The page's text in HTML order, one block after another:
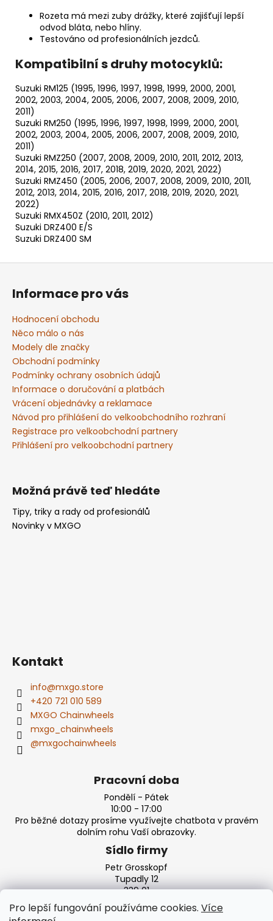
Pro lepší fungování používáme cookies. Více
Rozeta má mezi zuby drážky, které zajišťují lepší
odvod bláta, nebo hlíny.
Testováno od profesionálních jezdců.
Kompatibilní s druhy motocyklů:
Suzuki RM125 (1995, 1996, 1997, 1998, 1999, 2000, 2001,
2002, 2003, 2004, 2005, 2006, 2007, 2008, 2009, 2010,
2011)
Suzuki RM250 (1995, 1996, 1997, 1998, 1999, 2000, 2001,
2002, 2003, 2004, 2005, 2006, 2007, 2008, 2009, 2010,
2011)
Suzuki RMZ250 (2007, 2008, 2009, 2010, 2011, 2012, 2013,
2014, 2015, 2016, 2017, 2018, 2019, 2020, 2021, 2022)
Suzuki RMZ450 (2005, 2006, 2007, 2008, 2009, 2010, 2011,
2012, 2013, 2014, 2015, 2016, 2017, 2018, 2019, 2020, 2021,
2022)
Suzuki RMX450Z (2010, 2011, 2012)
Suzuki DRZ400 E/S
Suzuki DRZ400 SM
Z
Informace pro vás
Hodnocení obchodu
Něco málo o nás
Modely dle značky
Obchodní podmínky
Podmínky ochrany osobních údajů
Informace o doručování a platbách
Vrácení objednávky a reklamace
Návod pro přihlášení do velkoobchodního rozhraní
Registrace pro velkoobchodní partnery
Přihlášení pro velkoobchodní partnery
Možná právě teď hledáte
Tipy, triky a rady od profesionálů
Novinky v MXGO
Kontakt
info@mxgo.store
+420 721 010 589
MXGO Chainwheels
mxgo_chainwheels
@mxgochainwheels
Pracovní doba
Pondělí - Pátek
10:00 - 17:00
Pro běžné dotazy prosíme využívejte chatbota v pravém
dolním rohu Vaší obrazovky.
Sídlo firmy
Petr Grosskopf
Tupadly 12
339 01
Klatovy